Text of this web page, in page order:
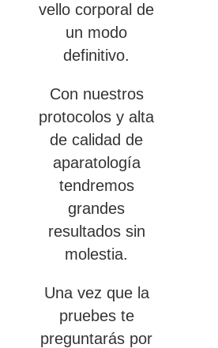
vello corporal de
un modo
definitivo.
Con nuestros
protocolos y alta
de calidad de
aparatología
tendremos
grandes
resultados sin
molestia.
Una vez que la
pruebes te
preguntarás por